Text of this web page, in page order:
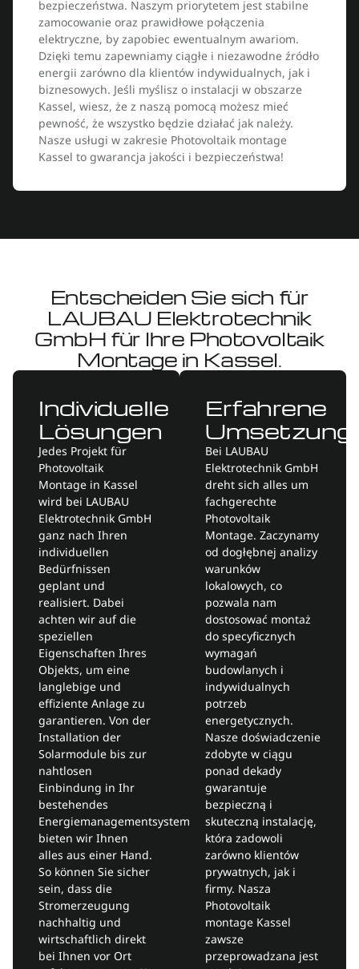
bezpieczeństwa. Naszym priorytetem jest stabilne
zamocowanie oraz prawidłowe połączenia
elektryczne, by zapobiec ewentualnym awariom.
Dzięki temu zapewniamy ciągłe i niezawodne źródło
energii zarówno dla klientów indywidualnych, jak i
biznesowych. Jeśli myślisz o instalacji w obszarze
Kassel, wiesz, że z naszą pomocą możesz mieć
pewność, że wszystko będzie działać jak należy.
Nasze usługi w zakresie Photovoltaik montage
Kassel to gwarancja jakości i bezpieczeństwa!
Entscheiden Sie sich für
LAUBAU Elektrotechnik
GmbH für Ihre Photovoltaik
Montage in Kassel.
Erfahrene
Umsetzung
Bei LAUBAU
Elektrotechnik GmbH
dreht sich alles um
fachgerechte
Photovoltaik
Montage. Zaczynamy
od dogłębnej analizy
warunków
lokalowych, co
pozwala nam
dostosować montaż
do specyficznych
wymagań
budowlanych i
indywidualnych
potrzeb
energetycznych.
Nasze doświadczenie
zdobyte w ciągu
ponad dekady
gwarantuje
bezpieczną i
skuteczną instalację,
która zadowoli
zarówno klientów
prywatnych, jak i
firmy. Nasza
Photovoltaik
montage Kassel
zawsze
przeprowadzana jest
Individuelle
Lösungen
Jedes Projekt für
Photovoltaik
Montage in Kassel
wird bei LAUBAU
Elektrotechnik GmbH
ganz nach Ihren
individuellen
Bedürfnissen
geplant und
realisiert. Dabei
achten wir auf die
speziellen
Eigenschaften Ihres
Objekts, um eine
langlebige und
effiziente Anlage zu
garantieren. Von der
Installation der
Solarmodule bis zur
nahtlosen
Einbindung in Ihr
bestehendes
Energiemanagementsystem
bieten wir Ihnen
alles aus einer Hand.
So können Sie sicher
sein, dass die
Stromerzeugung
nachhaltig und
wirtschaftlich direkt
bei Ihnen vor Ort